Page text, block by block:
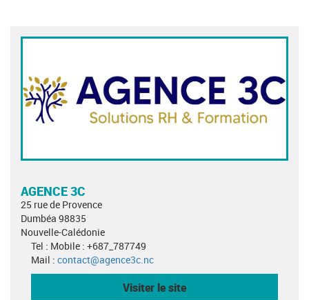
AGENCE 3C
25 rue de Provence
Dumbéa 98835
Nouvelle-Calédonie
Tel : Mobile : +687_787749
Mail : contact@agence3c.nc
Visiter le site